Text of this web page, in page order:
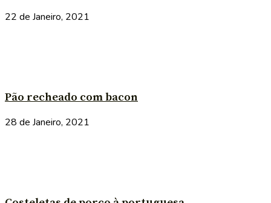
22 de Janeiro, 2021
Pão recheado com bacon
28 de Janeiro, 2021